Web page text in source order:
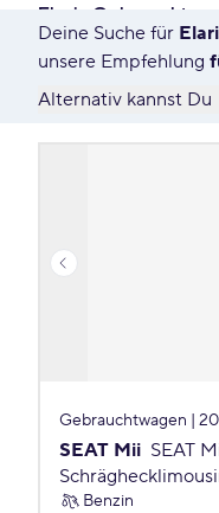
Elaris
1787 Angebote für
Deine Suche für
unsere Empfehlung
Alternativ kannst Du
Gebrauchtwagen |
SEAT Mii SEAT
Benzin